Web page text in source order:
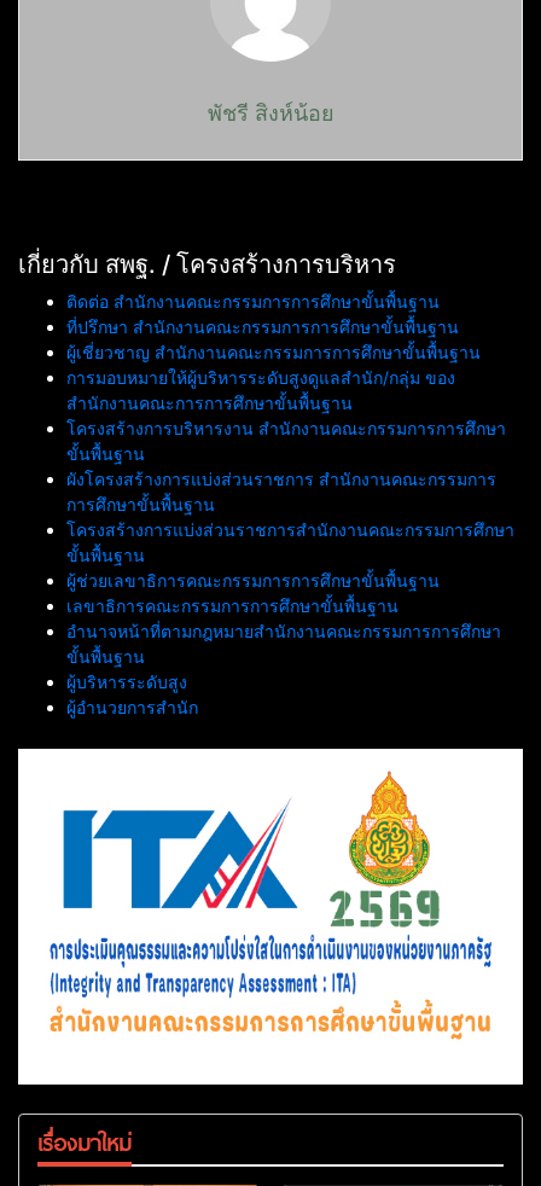
พัชรี สิงห์น้อย
เกี่ยวกับ สพฐ. / โครงสร้างการบริหาร
ติดต่อ สำนักงานคณะกรรมการการศึกษาขั้นพื้นฐาน
ที่ปรึกษา สำนักงานคณะกรรมการการศึกษาขั้นพื้นฐาน
ผู้เชี่ยวชาญ สำนักงานคณะกรรมการการศึกษาขั้นพื้นฐาน
การมอบหมายให้ผู้บริหารระดับสูงดูแลสำนัก/กลุ่ม ของ
สำนักงานคณะการการศึกษาขั้นพื้นฐาน
โครงสร้างการบริหารงาน สำนักงานคณะกรรมการการศึกษา
ขั้นพื้นฐาน
ผังโครงสร้างการแบ่งส่วนราชการ สำนักงานคณะกรรมการ
การศึกษาขั้นพื้นฐาน
โครงสร้างการแบ่งส่วนราชการสำนักงานคณะกรรมการศึกษา
ขั้นพื้นฐาน
ผู้ช่วยเลขาธิการคณะกรรมการการศึกษาขั้นพื้นฐาน
เลขาธิการคณะกรรมการการศึกษาขั้นพื้นฐาน
อำนาจหน้าที่ตามกฎหมายสำนักงานคณะกรรมการการศึกษา
ขั้นพื้นฐาน
ผู้บริหารระดับสูง
ผู้อำนวยการสำนัก
เรื่องมาใหม่